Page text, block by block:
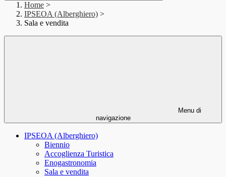
Home >
IPSEOA (Alberghiero) >
Sala e vendita
Menu di
navigazione
IPSEOA (Alberghiero)
Biennio
Accoglienza Turistica
Enogastronomia
Sala e vendita